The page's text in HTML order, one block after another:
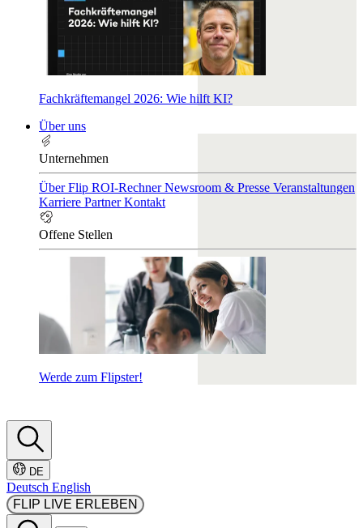
Fachkräftemangel 2026: Wie hilft KI?
Über uns
Unternehmen
Über Flip ROI-RechnerNewsroom & Presse Veranstaltungen
Karriere PartnerKontakt
Offene Stellen
Werde zum Flipster!
DE
Deutsch English
FLIP LIVE ERLEBEN